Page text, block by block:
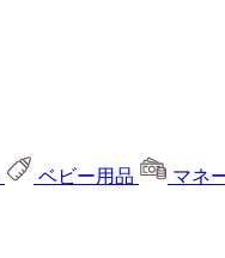
ベビー用品 マネ